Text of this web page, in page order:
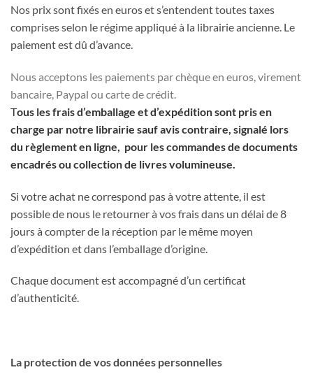
Nos prix sont fixés en euros et s’entendent toutes taxes
comprises selon le régime appliqué à la librairie ancienne. Le
paiement est dû d’avance.
Nous acceptons les paiements par chèque en euros, virement
bancaire, Paypal ou carte de crédit.
Tous les frais d’emballage et d’expédition sont pris en
charge par notre librairie sauf avis contraire, signalé lors
du règlement en ligne, pour les commandes de documents
encadrés ou collection de livres volumineuse.
Si votre achat ne correspond pas à votre attente, il est
possible de nous le retourner à vos frais dans un délai de 8
jours à compter de la réception par le même moyen
d’expédition et dans l’emballage d’origine.
Chaque document est accompagné d’un certificat
d’authenticité.
La protection de vos données personnelles